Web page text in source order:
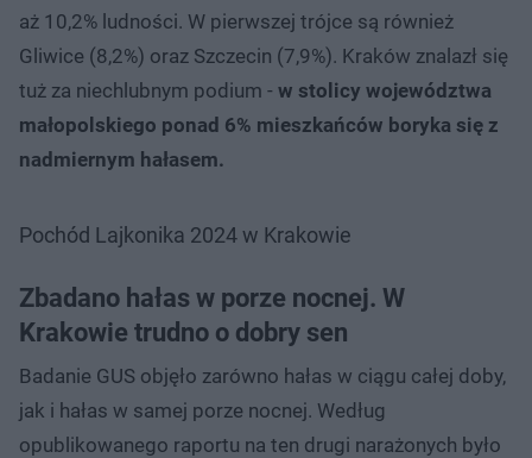
aż 10,2% ludności. W pierwszej trójce są również
Gliwice (8,2%) oraz Szczecin (7,9%). Kraków znalazł się
tuż za niechlubnym podium - w stolicy województwa
małopolskiego ponad 6% mieszkańców boryka się z
nadmiernym hałasem.
Pochód Lajkonika 2024 w Krakowie
Zbadano hałas w porze nocnej. W
Krakowie trudno o dobry sen
Badanie GUS objęło zarówno hałas w ciągu całej doby,
jak i hałas w samej porze nocnej. Według
opublikowanego raportu na ten drugi narażonych było